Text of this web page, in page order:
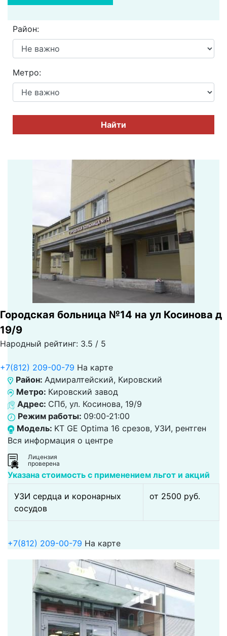
Район:
Метро:
Найти
Городская больница №14 на ул Косинова д
19/9
Народный рейтинг: 3.5 / 5
+7(812) 209-00-79 На карте
Район: Адмиралтейский, Кировский
Метро: Кировский завод
Адрес: СПб, ул. Косинова, 19/9
Режим работы: 09:00-21:00
Модель: KT GE Optima 16 срезов, УЗИ, рентген
Вся информация о центре
Лицензия
проверена
Указана стоимость с применением льгот и акций
УЗИ сердца и коронарных
сосудов
от 2500 pуб.
+7(812) 209-00-79 На карте